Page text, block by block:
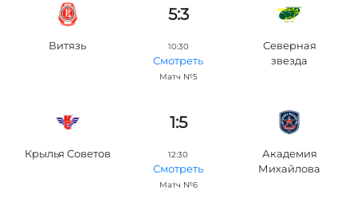
5:3
Витязь 10:30
Смотреть
Матч №5
Северная
звезда
1:5
Крылья Советов 12:30
Смотреть
Матч №6
Академия
Михайлова